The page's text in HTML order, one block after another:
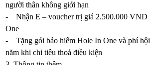
người thân không giới hạn
- Nhận E – voucher trị giá 2.500.000 VND
One
- Tặng gói bảo hiểm Hole In One và phí
năm khi chi tiêu thoả điều kiện